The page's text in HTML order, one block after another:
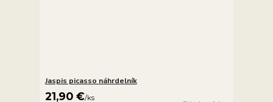
Jaspis picasso náhrdelník
21,90 €/ks